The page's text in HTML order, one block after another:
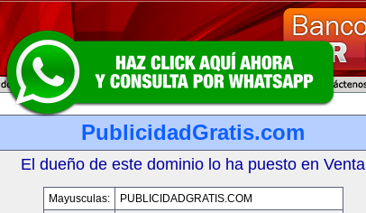
PublicidadGratis.com
El dueño de este dominio lo ha puesto en Venta
Mayusculas:
PUBLICIDADGRATIS.COM